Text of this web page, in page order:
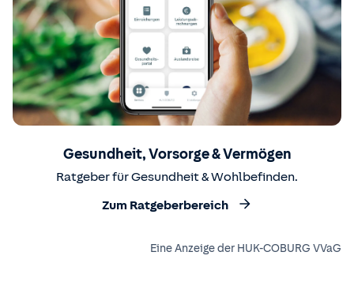
Gesundheit, Vorsorge & Vermögen
Ratgeber für Gesundheit & Wohlbefinden.
Zum Ratgeberbereich
Eine Anzeige der HUK-COBURG VVaG